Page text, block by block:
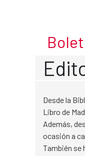
Desde la
Libro de
Además,
ocasión a
También se